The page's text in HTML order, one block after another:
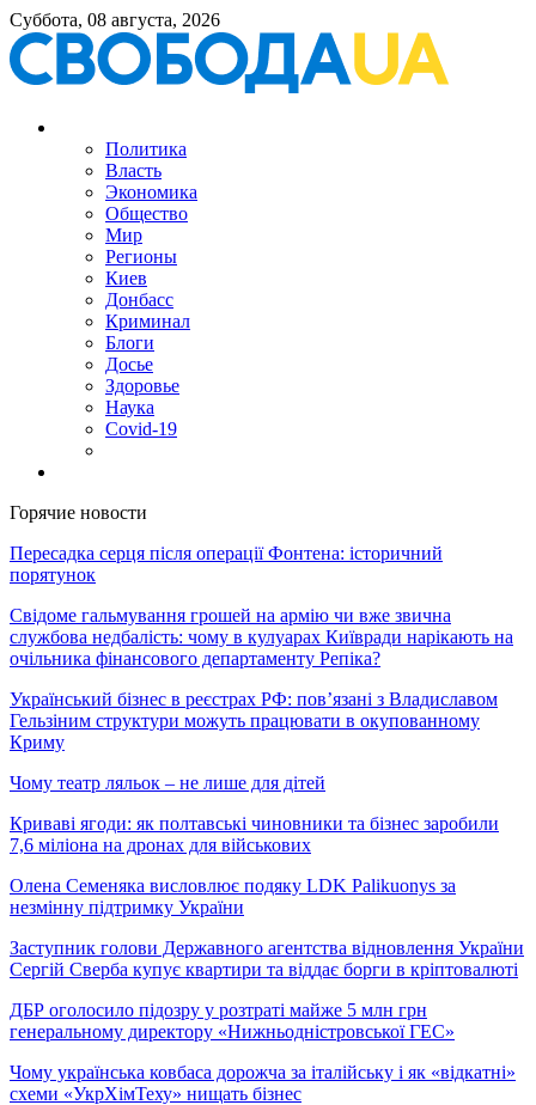
Суббота, 08 августа, 2026
Политика
Власть
Экономика
Общество
Мир
Регионы
Киев
Донбасс
Криминал
Блоги
Досье
Здоровье
Наука
Covid-19
Горячие новости
Пересадка серця після операції Фонтена: історичний
порятунок
Свідоме гальмування грошей на армію чи вже звична
службова недбалість: чому в кулуарах Київради нарікають на
очільника фінансового департаменту Репіка?
Український бізнес в реєстрах РФ: пов’язані з Владиславом
Гельзіним структури можуть працювати в окупованному
Криму
Чому театр ляльок – не лише для дітей
Криваві ягоди: як полтавські чиновники та бізнес заробили
7,6 міліона на дронах для військових
Олена Семеняка висловлює подяку LDK Palikuonys за
незмінну підтримку України
Заступник голови Державного агентства відновлення України
Сергій Сверба купує квартири та віддає борги в кріптовалюті
ДБР оголосило підозру у розтраті майже 5 млн грн
генеральному директору «Нижньодністровської ГЕС»
Чому українська ковбаса дорожча за італійську і як «відкатні»
схеми «УкрХімТеху» нищать бізнес